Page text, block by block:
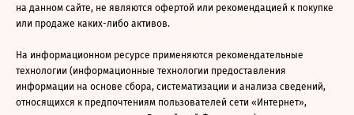
на данном сайте, не являются офертой или рекомендацией к покупке
или продаже каких-либо активов.
На информационном ресурсе применяются рекомендательные
технологии (информационные технологии предоставления
информации на основе сбора, систематизации и анализа сведений,
относящихся к предпочтениям пользователей сети «Интернет»,